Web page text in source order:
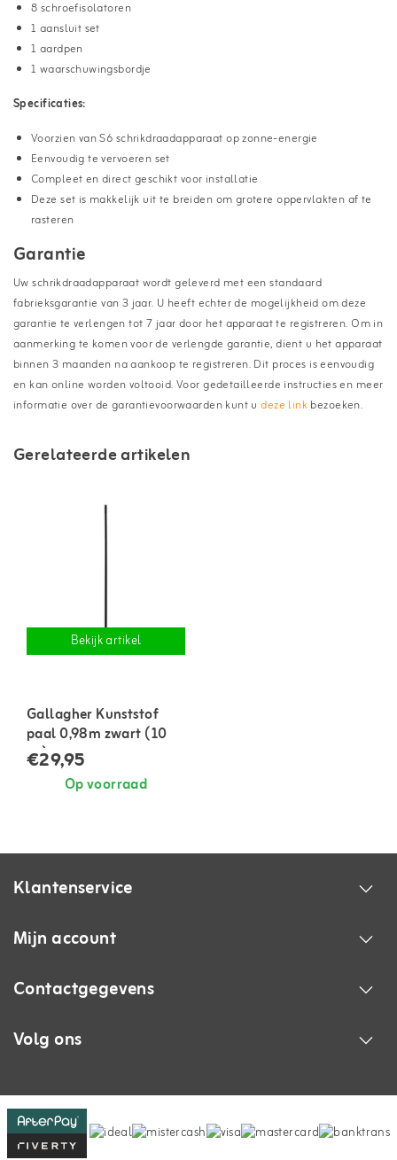
8 schroefisolatoren
1 aansluit set
1 aardpen
1 waarschuwingsbordje
Specificaties:
Voorzien van S6 schrikdraadapparaat op zonne-energie
Eenvoudig te vervoeren set
Compleet en direct geschikt voor installatie
Deze set is makkelijk uit te breiden om grotere oppervlakten af te
rasteren
Garantie
Uw schrikdraadapparaat wordt geleverd met een standaard
fabrieksgarantie van 3 jaar. U heeft echter de mogelijkheid om deze
garantie te verlengen tot 7 jaar door het apparaat te registreren. Om in
aanmerking te komen voor de verlengde garantie, dient u het apparaat
binnen 3 maanden na aankoop te registreren. Dit proces is eenvoudig
en kan online worden voltooid. Voor gedetailleerde instructies en meer
informatie over de garantievoorwaarden kunt udeze linkbezoeken.
Gerelateerde artikelen
Bekijk artikel
Gallagher Kunststof
paal 0,98m zwart (10
st.)
€29,95
Op voorraad
Klantenservice
Mijn account
Contactgegevens
Volg ons